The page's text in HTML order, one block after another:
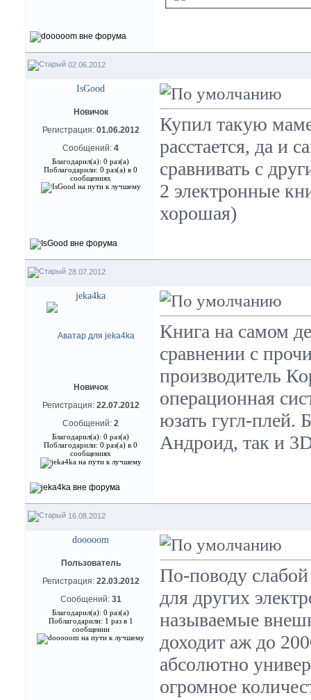
02.06.2012
IsGood
Новичок
Регистрация: 01.06.2012
Сообщений: 4
Благодарил(а): 0 раз(а)
Поблагодарили: 0 раз(а) в 0
сообщениях
Купил такую
расстается, да и
сравнивать с
2 электронные
хорошая)
28.07.2012
jeka4ka
Новичок
Регистрация: 22.07.2012
Сообщений: 2
Благодарил(а): 0 раз(а)
Поблагодарили: 0 раз(а) в 0
сообщениях
Книга на самом
сравнении с
производитель
операционная
юзать гугл-плей.
Андроид, так и
16.08.2012
dooooom
Пользователь
Регистрация: 22.03.2012
Сообщений: 31
Благодарил(а): 0 раз(а)
Поблагодарили: 1 раз в 1
сообщении
По-поводу слабой
для других
называемые
доходит аж до
абсолютно
огромное